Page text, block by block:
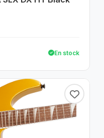
En stock